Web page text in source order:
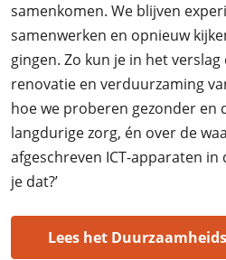
samenkomen. We blijven
samenwerken en opnieuw
gingen. Zo kun je in het
renovatie en verduurzaming
hoe we proberen gezonder en
langdurige zorg, én over de
afgeschreven ICT-apparaten in
je dat?’
Lees het